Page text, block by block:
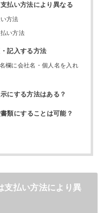
払い方法により異なる
方法
い方法
記入する方法
欄に会社名・個人名を入れ
にする方法はある？
類にすることは可能？
支払い方法により異